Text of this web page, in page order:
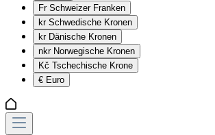
Fr Schweizer Franken
kr Schwedische Kronen
kr Dänische Kronen
nkr Norwegische Kronen
Kč Tschechische Krone
€ Euro